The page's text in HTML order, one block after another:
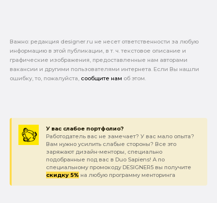
Важно: pедакция designer.ru не несет ответственности за любую
информацию в этой публикации, в т. ч. текстовое описание и
графические изображения, предоставленные нам авторами
вакансии и другими пользователями интернета. Если Вы нашли
ошибку, то, пожалуйста, сообщите нам об этом.
У вас слабое портфолио?
Работодатель вас не замечает? У вас мало опыта?
Вам нужно усилить слабые стороны? Все это
заряжают дизайн-менторы, специально
подобранные под вас в Duo Sapiens! А по
специальному промокоду DESIGNER5 вы получите
скидку 5% на любую программу менторинга